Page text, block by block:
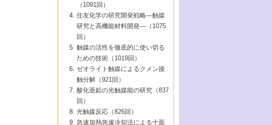
8号 若手研究者による触媒研究の未来展望
2：大学・研究所編
8号 イオン液体の応用
8号 多機能型リアクター
8号 超臨界流体を用いた化学プロセスの新
6号 第94回触媒討論会
7号 サブナノレベルでみた新しい表面現象
8号 オレフィン重合触媒の新たな展
5号 基礎化学品製造の触媒技術
6号 第92回触媒討論会
7号 基礎化学品製造の触媒技術
8号 資源の循環と触媒技術
4号 ナノ材料の調製と機能化
5号 こんな触媒が欲しい
6号 第90回触媒討論会
7号 触媒研究と学術雑誌/情報
8号 若い世代からみた触媒化学の現状と未
3号 生体触媒とバイオプロセス
4号 水素製造・利用の触媒化学
5号 触媒研究における新しい切り口：コン
ビナトリアルケミストリー
6号 第88回触媒討論会特集号
7号 企業における触媒研究のブレークスル
8号 この材料を触媒として使ってみません
2号 第85回触媒討論会
3号 反応ダイナミクス
5号 触媒のおもしろさをどのように伝える
6号 第86回触媒討論会
7号 水素化精製触媒の新しい展開
8号 新しい反応性と機能性を目指した金属
クラスタ-化学
1号 孔、穴、あな?-特異な空間とその利用-
2号 第83回触媒討論会
3号 均一系触媒反応最前線
4号 実用炭素材料の新展開
5号 研究の方法論を考える
7号 機能性金属材料と触媒
8号 触媒研究へのNMRの応用と展望
▼40巻（1998年）
進展と21世紀への提言/創立40周年記念・触
媒学会この10年の歩みとこれから/創立40周
2号 第81回触媒討論会
3号 計算機触媒化学へのさそい
4号 触媒劣化の制御と予測
5号 最新の実用プロセスと触媒
6号 第82回触媒討論会
1号 均一系と不均一系触媒反応-その特徴と
接点
2号 第79回触媒討論会
3号 最新NO除去触媒の実用化研究
4号 新しい反応場を目指した触媒調製
5号 反応・分離技術の新しい展開
6号 第80回触媒討論会
▼38巻（1996年）
1号 触媒の構造と触媒作用/C1化学を中心と
する21世紀への触媒
3号 オリンピックメダル:金・銀・銅はどん
な触媒作用を示すか
4号 触媒作用における機能の複合化
▼37巻（1995年）
1号 ファインケミカルズと固体触媒
2号 第75回触媒討論会
3号 希土類を利用した触媒
4号 触媒とリサイクル
5号 エネルギー変換触媒
▼36巻（1994年）
1号 電気化学と触媒
2号 第73回触媒討論会
3号 C4化学の展開
4号 《通常号》
▼35巻（1993年）
1号 工業触媒開発マニュアル―探索から工
業化まで
2号 第71回触媒討論会
▼34巻（1992年）
1号 インパクトを与えたこの研究
2号 第69回触媒討論会
▼33巻（1991年）
1号 触媒プロセス開発マニュアル―探索か
▼32巻（1990年）
（1091回）
住友化学の研究開発戦略―触媒
研究と高機能材料開発―（1075
回）
触媒の活性を徹底的に使い切る
ための技術（1019回）
ゼオライト触媒によるクメン接
触分解（921回）
酸化亜鉛の光触媒能の研究（837
回）
光触媒反応（826回）
急速加熱急速冷却法による十面